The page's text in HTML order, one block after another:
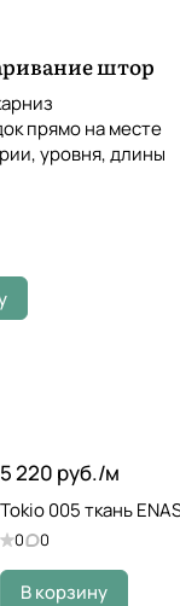
штор
прямо на месте
уровня, длины
5 220 руб./м
Tokio 005 ткань
0 0
В корзину